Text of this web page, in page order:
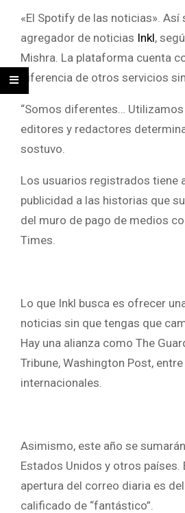
«El Spotify de las noticias». Así
agregador de noticias Inkl,
Mishra. La plataforma cuenta
diferencia de otros servicios
“Somos diferentes…
editores y redactores
sostuvo.
Los usuarios registrados tiene
publicidad a las historias que
del muro de pago de medios
Times.
Lo que Inkl busca es ofrecer
noticias sin que tengas que
Hay una alianza como The
Tribune, Washington Post,
internacionales.
Asimismo, este año se
Estados Unidos y otros países.
apertura del correo diaria es
calificado de “fantástico”.